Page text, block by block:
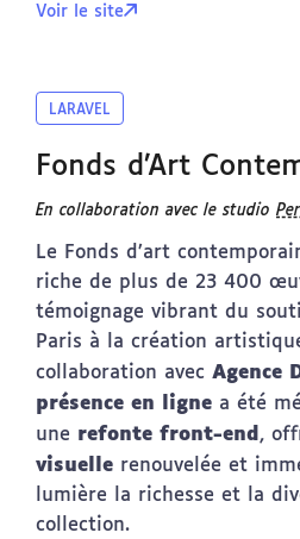
Voir le site
LARAVEL
Fonds d’Art
En collaboration avec le studio
Le Fonds d’art
riche de plus de 23 400
témoignage vibrant du
Paris à la création
collaboration avec Agence
présence en ligne a été
une refonte front-end,
visuelle renouvelée et
lumière la richesse et la
collection.